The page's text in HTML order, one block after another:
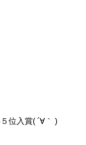
位入賞( ´∀｀ )